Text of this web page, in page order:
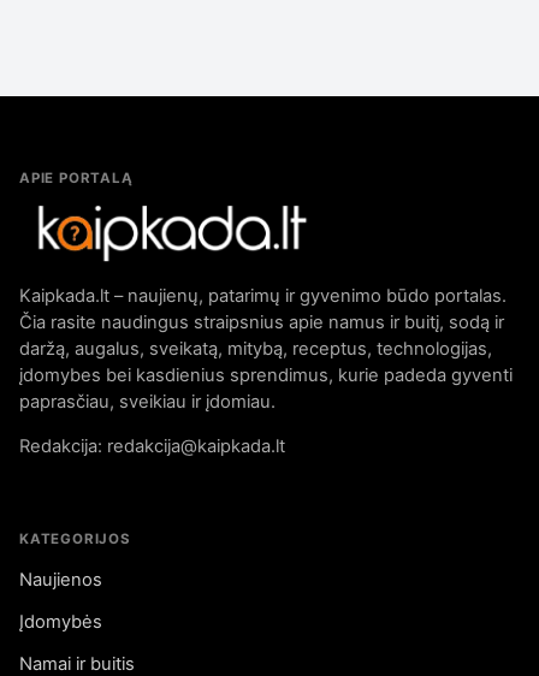
APIE PORTALĄ
Kaipkada.lt – naujienų, patarimų ir gyvenimo būdo portalas.
Čia rasite naudingus straipsnius apie namus ir buitį, sodą ir
daržą, augalus, sveikatą, mitybą, receptus, technologijas,
įdomybes bei kasdienius sprendimus, kurie padeda gyventi
paprasčiau, sveikiau ir įdomiau.
Redakcija: redakcija@kaipkada.lt
KATEGORIJOS
Naujienos
Įdomybės
Namai ir buitis